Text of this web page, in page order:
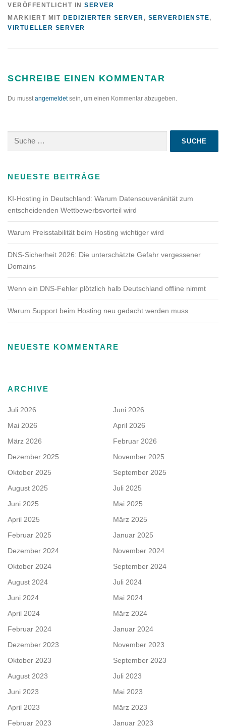
VERÖFFENTLICHT IN SERVER
MARKIERT MIT DEDIZIERTER SERVER , SERVERDIENSTE,
VIRTUELLER SERVER
SCHREIBE EINEN KOMMENTAR
Du musstangemeldetsein, um einen Kommentar abzugeben.
nach:
NEUESTE BEITRÄGE
KI-Hosting in Deutschland: Warum Datensouveränität zum
entscheidenden Wettbewerbsvorteil wird
Warum Preisstabilität beim Hosting wichtiger wird
DNS-Sicherheit 2026: Die unterschätzte Gefahr vergessener
Domains
Wenn ein DNS-Fehler plötzlich halb Deutschland offline nimmt
Warum Support beim Hosting neu gedacht werden muss
NEUESTE KOMMENTARE
ARCHIVE
Juli 2026
Juni 2026
Mai 2026
April 2026
März 2026
Februar 2026
Dezember 2025
November 2025
Oktober 2025
September 2025
August 2025
Juli 2025
Juni 2025
Mai 2025
April 2025
März 2025
Februar 2025
Januar 2025
Dezember 2024
November 2024
Oktober 2024
September 2024
August 2024
Juli 2024
Juni 2024
Mai 2024
April 2024
März 2024
Februar 2024
Januar 2024
Dezember 2023
November 2023
Oktober 2023
September 2023
August 2023
Juli 2023
Juni 2023
Mai 2023
April 2023
März 2023
Februar 2023
Januar 2023